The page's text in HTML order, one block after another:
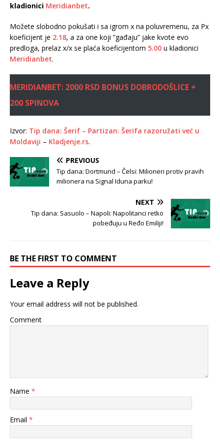
kladionici Meridianbet.
Možete slobodno pokušati i sa igrom x na poluvremenu, za Px
koeficijent je 2.18, a za one koji ”gađaju” jake kvote evo
predloga, prelaz x/x se plaća koeficijentom 5.00 u kladionici
Meridianbet.
MERIDIANBET: 2000 RSD BONUS DOBRODOŠLICE +
200 SPINOVA
Izvor: Tip dana: Šerif – Partizan: Šerifa razoružati već u
Moldaviji – Kladjenje.rs.
PREVIOUS
Tip dana: Dortmund – Čelsi: Milioneri protiv pravih
milionera na Signal Iduna parku!
NEXT
Tip dana: Sasuolo – Napoli: Napolitanci retko
pobeđuju u Ređo Emiliji!
BE THE FIRST TO COMMENT
Leave a Reply
Your email address will not be published.
Comment
Name *
Email *